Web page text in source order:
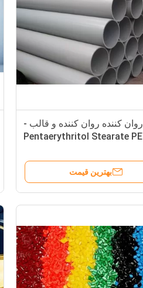
روان کننده روان کننده و قالب -
Pentaerythritol Stearate
بهترین قیمت